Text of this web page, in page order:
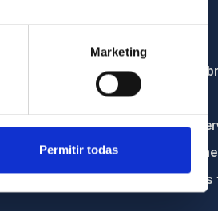
Marketing
Permitir todas
Institutional
RSS
Electronic
Ethics